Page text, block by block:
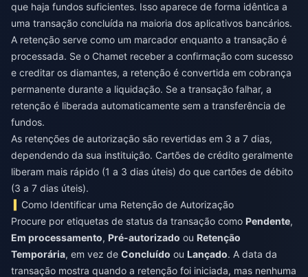
que haja fundos suficientes. Isso aparece de forma idêntica a
uma transação concluída na maioria dos aplicativos bancários.
A retenção serve como um marcador enquanto a transação é
processada. Se o Chamet receber a confirmação com sucesso
e creditar os diamantes, a retenção é convertida em cobrança
permanente durante a liquidação. Se a transação falhar, a
retenção é liberada automaticamente sem a transferência de
fundos.
As retenções de autorização são revertidas em 3 a 7 dias,
dependendo da sua instituição. Cartões de crédito geralmente
liberam mais rápido (1 a 3 dias úteis) do que cartões de débito
(3 a 7 dias úteis).
Como Identificar uma Retenção de Autorização
Procure por etiquetas de status da transação como Pendente,
Em processamento, Pré-autorizado ou Retenção
Temporária, em vez de Concluído ou Lançado. A data da
transação mostra quando a retenção foi iniciada, mas nenhuma